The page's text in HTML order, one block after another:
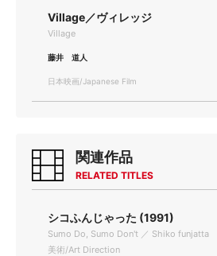
Village／ヴィレッジ
Village
藤井 道人
日本映画/Japanese Film
関連作品
RELATED TITLES
シコふんじゃった (1991)
Sumo Do, Sumo Don't ／ Shiko funjatta
美術/Art Direction